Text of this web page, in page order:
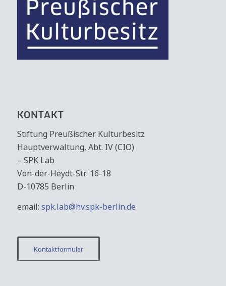
KONTAKT
Stiftung Preußischer Kulturbesitz
Hauptverwaltung, Abt. IV (CIO)
– SPK Lab
Von-der-Heydt-Str. 16-18
D-10785 Berlin
email: spk.lab@hv.spk-berlin.de
Kontaktformular